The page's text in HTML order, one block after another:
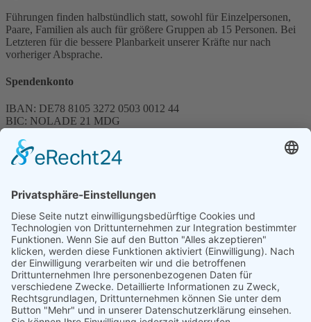
Führungen finden halbstündlich statt, sowohl für Einzelpersonen,
Paare, Familien als auch für größere Gruppen ab 15 Personen. Bei
Letzteren für die bessere Planbarkeit unserer Kräfte nur nach
vorheriger Absprache.
Spendenkonto
IBAN: DE78 8105 3272 0503 0012 44
BIC: NOLADE 21 MDG
Spenden können steuerlich abgesetzt werden
Förderung
© 1987 – 2025
Storchenhof Loburg e.V.
Alle Rechte vorbehalten.
Cookie-Einstellungen
Navigation überspringen